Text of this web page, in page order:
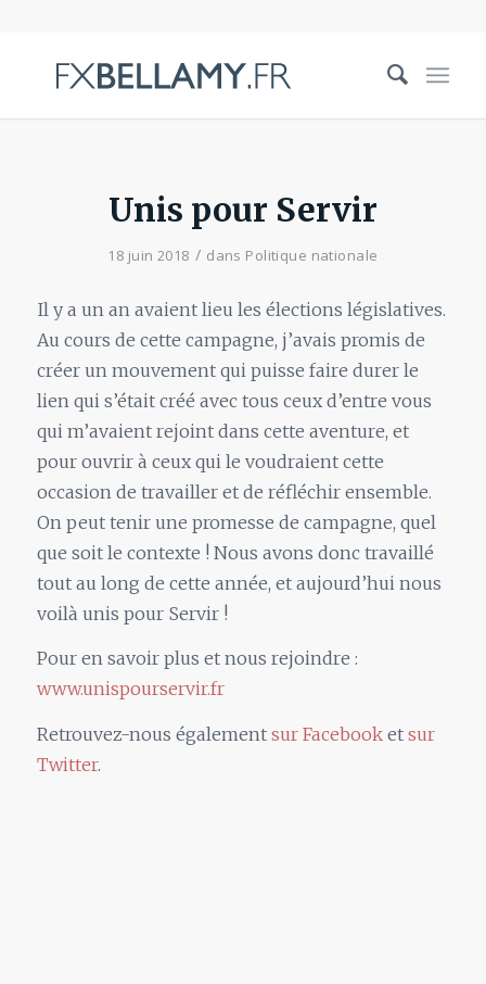
Unis pour Servir
18 juin 2018 / dans Politique nationale
Il y a un an avaient lieu les élections législatives.
Au cours de cette campagne, j’avais promis de
créer un mouvement qui puisse faire durer le
lien qui s’était créé avec tous ceux d’entre vous
qui m’avaient rejoint dans cette aventure, et
pour ouvrir à ceux qui le voudraient cette
occasion de travailler et de réfléchir ensemble.
On peut tenir une promesse de campagne, quel
que soit le contexte ! Nous avons donc travaillé
tout au long de cette année, et aujourd’hui nous
voilà unis pour Servir !
Pour en savoir plus et nous rejoindre :
www.unispourservir.fr
Retrouvez-nous également sur Facebooket sur
Twitter.